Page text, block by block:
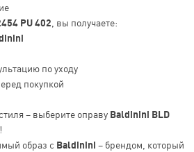
PU 402 , вы получаете:
по уходу
покупкой
– выберите оправу Baldinini BLD
образ с Baldinini – брендом, который